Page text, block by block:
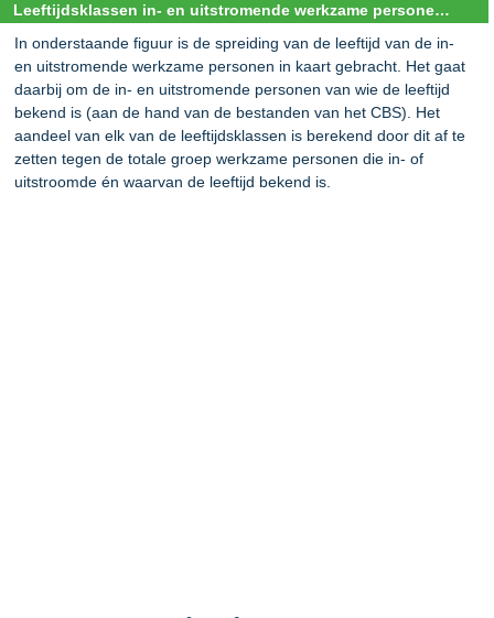
Leeftijdsklassen in- en uitstromende werkzame personen op de chemie arbeidsmarkt
In onderstaande figuur is de spreiding van de leeftijd van de in-
en uitstromende werkzame personen in kaart gebracht. Het gaat
daarbij om de in- en uitstromende personen van wie de leeftijd
bekend is (aan de hand van de bestanden van het CBS). Het
aandeel van elk van de leeftijdsklassen is berekend door dit af te
zetten tegen de totale groep werkzame personen die in- of
uitstroomde én waarvan de leeftijd bekend is.